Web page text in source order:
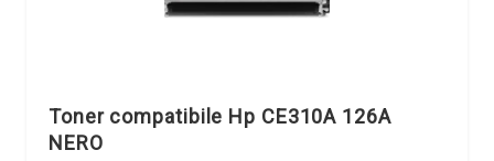
Toner compatibile Hp CE310A 126A
NERO